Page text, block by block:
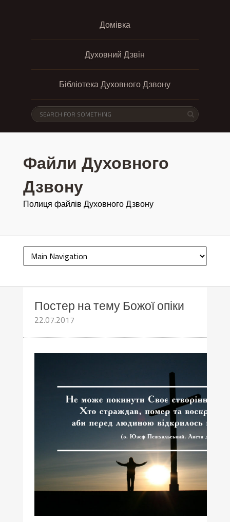
Домівка
Духовний Дзвін
Бібліотека Духовного Дзвону
Файли Духовного
Дзвону
Полиця файлів Духовного Дзвону
Постер на тему Божої опіки
22.07.2017